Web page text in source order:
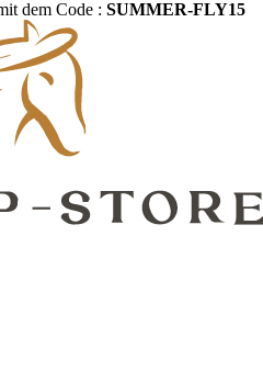
dem Code : SUMMER-FLY15